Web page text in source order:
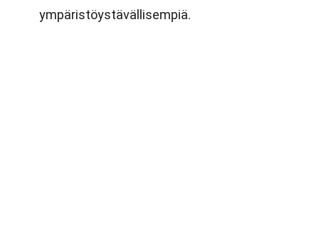
ympäristöystävällisempiä.